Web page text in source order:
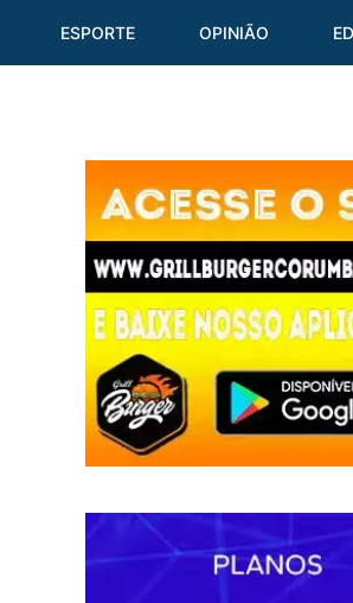
ESPORTE OPINIÃO